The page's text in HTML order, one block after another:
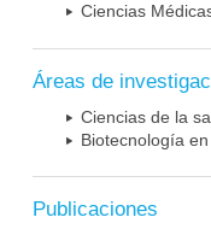
Ciencias
Áreas de
Ciencias de la
Biotecnología
Publicaciones